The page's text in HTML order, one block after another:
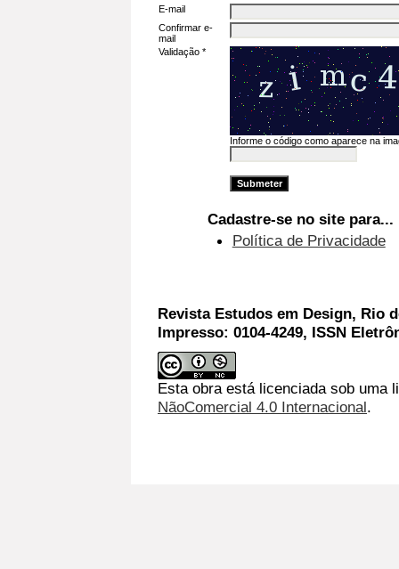
E-mail
Confirmar e-
mail
Validação *
Informe o código como aparece na
Cadastre-se no site para...
Política de Privacidade
Revista Estudos em Design, Rio
Impresso: 0104-4249, ISSN
Esta obra está licenciada sob uma
NãoComercial 4.0 Internacional.